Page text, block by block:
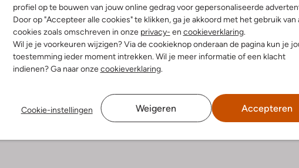
profiel op te bouwen van jouw online gedrag voor gepersonaliseerde
Door op "Accepteer alle cookies" te klikken, ga je akkoord met het gebruik van
cookies zoals omschreven in onze privacy- en cookieverklaring.
Wil je je voorkeuren wijzigen? Via de cookieknop onderaan de pagina kun je
toestemming ieder moment intrekken. Wil je meer informatie of een klacht
indienen? Ga naar onzecookieverklaring.
Cookie-instellingen Weigeren Accepteren